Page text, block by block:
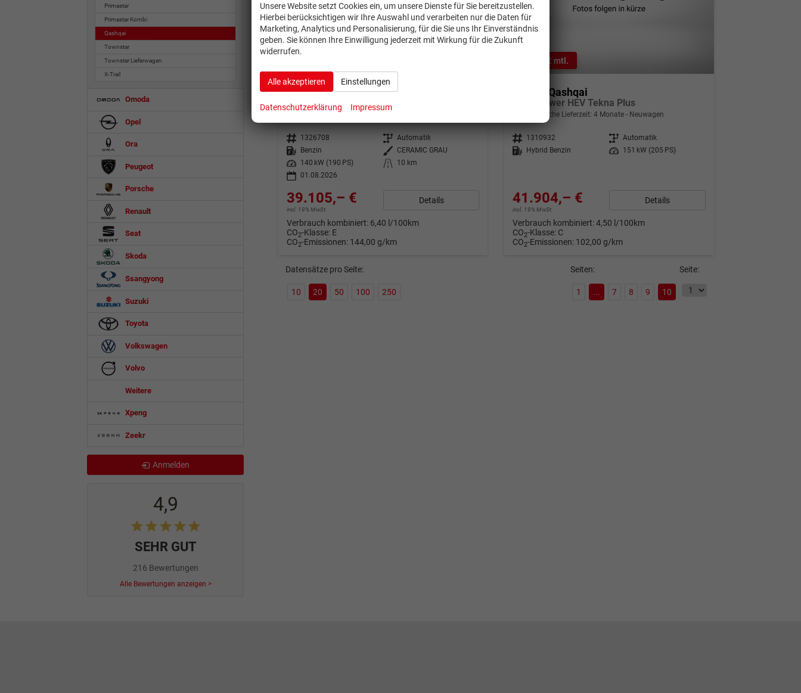
Nissan Qashqai
Gebrauchtwagen
Fahrzeugnr. 1326708 Getriebe Automatik
Kraftstoff
Benzin Außenfarbe CERAMIC GRAU
Leistung
140 kW (190 PS) Kilometerstand
10 km
01.08.2026
39.105,– €
incl. 19% MwSt.
Details
Verbrauch kombiniert: 6,40 l/100km
CO2-Klasse: E
CO2-Emissionen: 144,00 g/km
ab 830,– € mtl.
Nissan Qashqai
1.5 e-Power HEV Tekna Plus
unverbindliche Lieferzeit:4 Monate Neuwagen
Fahrzeugnr. 1310932 Getriebe Automatik
Kraftstoff
Hybrid Benzin Leistung 151 kW (205 PS)
41.904,– €
incl. 19% MwSt.
Details
Verbrauch kombiniert:4,50 l/100km
CO2-Klasse: C
CO2-Emissionen: 102,00 g/km
Datensätze pro Seite:
10 20 50 100 250
Seite:
Seiten:
1 ... 7 8 9 10
Primastar
Primastar Kombi
Qashqai
Townstar
Townstar Lieferwagen
X-Trail
Omoda
Opel
Ora
Peugeot
Porsche
Renault
Seat
Skoda
Ssangyong
Suzuki
Toyota
Volkswagen
Volvo
Weitere
Xpeng
Zeekr
Anmelden
4,9
SEHR GUT
216 Bewertungen
Alle Bewertungen anzeigen >
Unsere Website setzt Cookies ein, um unsere Dienste für Sie bereitzustellen.
Hierbei berücksichtigen wir Ihre Auswahl und verarbeiten nur die Daten für
Marketing, Analytics und Personalisierung, für die Sie uns Ihr Einverständnis
geben. Sie können Ihre Einwilligung jederzeit mit Wirkung für die Zukunft
widerrufen.
Alle akzeptieren Einstellungen
Datenschutzerklärung Impressum